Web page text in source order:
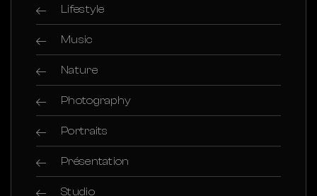
Lifestyle
Music
Nature
Photography
Portraits
Présentation
Studio